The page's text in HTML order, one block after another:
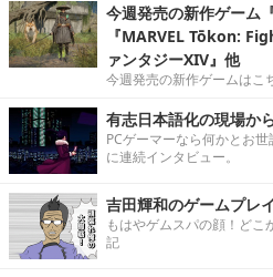
今週発売の新作ゲーム
『MARVEL Tōkon:
ァンタジーXIV』他
今週発売の新作ゲームはこ
有志日本語化の現場か
PCゲーマーなら何かとお
に連続インタビュー。
吉田輝和のゲームプレ
もはやゲムスパの顔！どこ
記